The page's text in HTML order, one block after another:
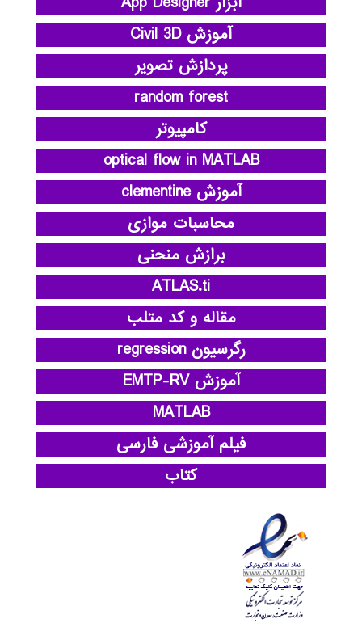
آموزش Civil 3D
پردازش تصویر
random forest
کامپیوتر
optical flow in MATLAB
آموزش clementine
محاسبات موازی
برازش منحنی
ATLAS.ti
مقاله و کد متلب
رگرسیون regression
آموزش EMTP-RV
MATLAB
فیلم آموزشی فارسی
کتاب